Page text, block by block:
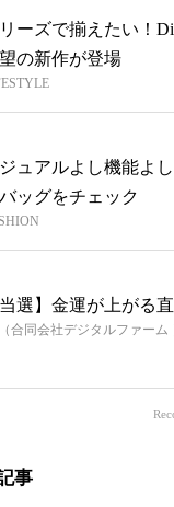
ーズで揃えたい！
の新作が登場
ュアルよし機能よ
ッグをチェック
当選】金運が上がる
合同会社デジタルファーム
事